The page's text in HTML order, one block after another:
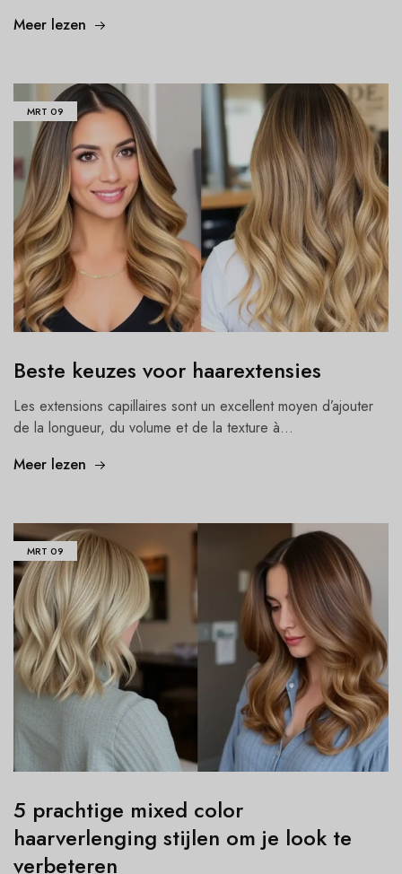
Meer lezen
MRT 09
Beste keuzes voor haarextensies
Les extensions capillaires sont un excellent moyen d’ajouter
de la longueur, du volume et de la texture à...
Meer lezen
MRT 09
5 prachtige mixed color
haarverlenging stijlen om je look te
verbeteren